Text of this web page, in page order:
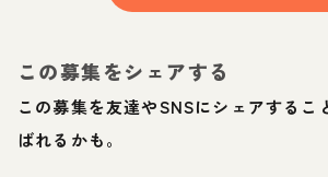
この募集をシェアする
この募集を友達やSNSにシェアするこ
ばれるかも。